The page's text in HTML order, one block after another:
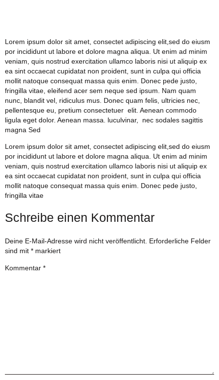
Lorem ipsum dolor sit amet, consectet adipiscing elit,sed do eiusm
por incididunt ut labore et dolore magna aliqua. Ut enim ad minim
veniam, quis nostrud exercitation ullamco laboris nisi ut aliquip ex
ea sint occaecat cupidatat non proident, sunt in culpa qui officia
mollit natoque consequat massa quis enim. Donec pede justo,
fringilla vitae, eleifend acer sem neque sed ipsum. Nam quam
nunc, blandit vel, ridiculus mus. Donec quam felis, ultricies nec,
pellentesque eu, pretium consectetuer elit. Aenean commodo
ligula eget dolor. Aenean massa. luculvinar, nec sodales sagittis
magna Sed
Lorem ipsum dolor sit amet, consectet adipiscing elit,sed do eiusm
por incididunt ut labore et dolore magna aliqua. Ut enim ad minim
veniam, quis nostrud exercitation ullamco laboris nisi ut aliquip ex
ea sint occaecat cupidatat non proident, sunt in culpa qui officia
mollit natoque consequat massa quis enim. Donec pede justo,
fringilla vitae
Schreibe einen Kommentar
Deine E-Mail-Adresse wird nicht veröffentlicht. Erforderliche Felder
sind mit * markiert
Kommentar *